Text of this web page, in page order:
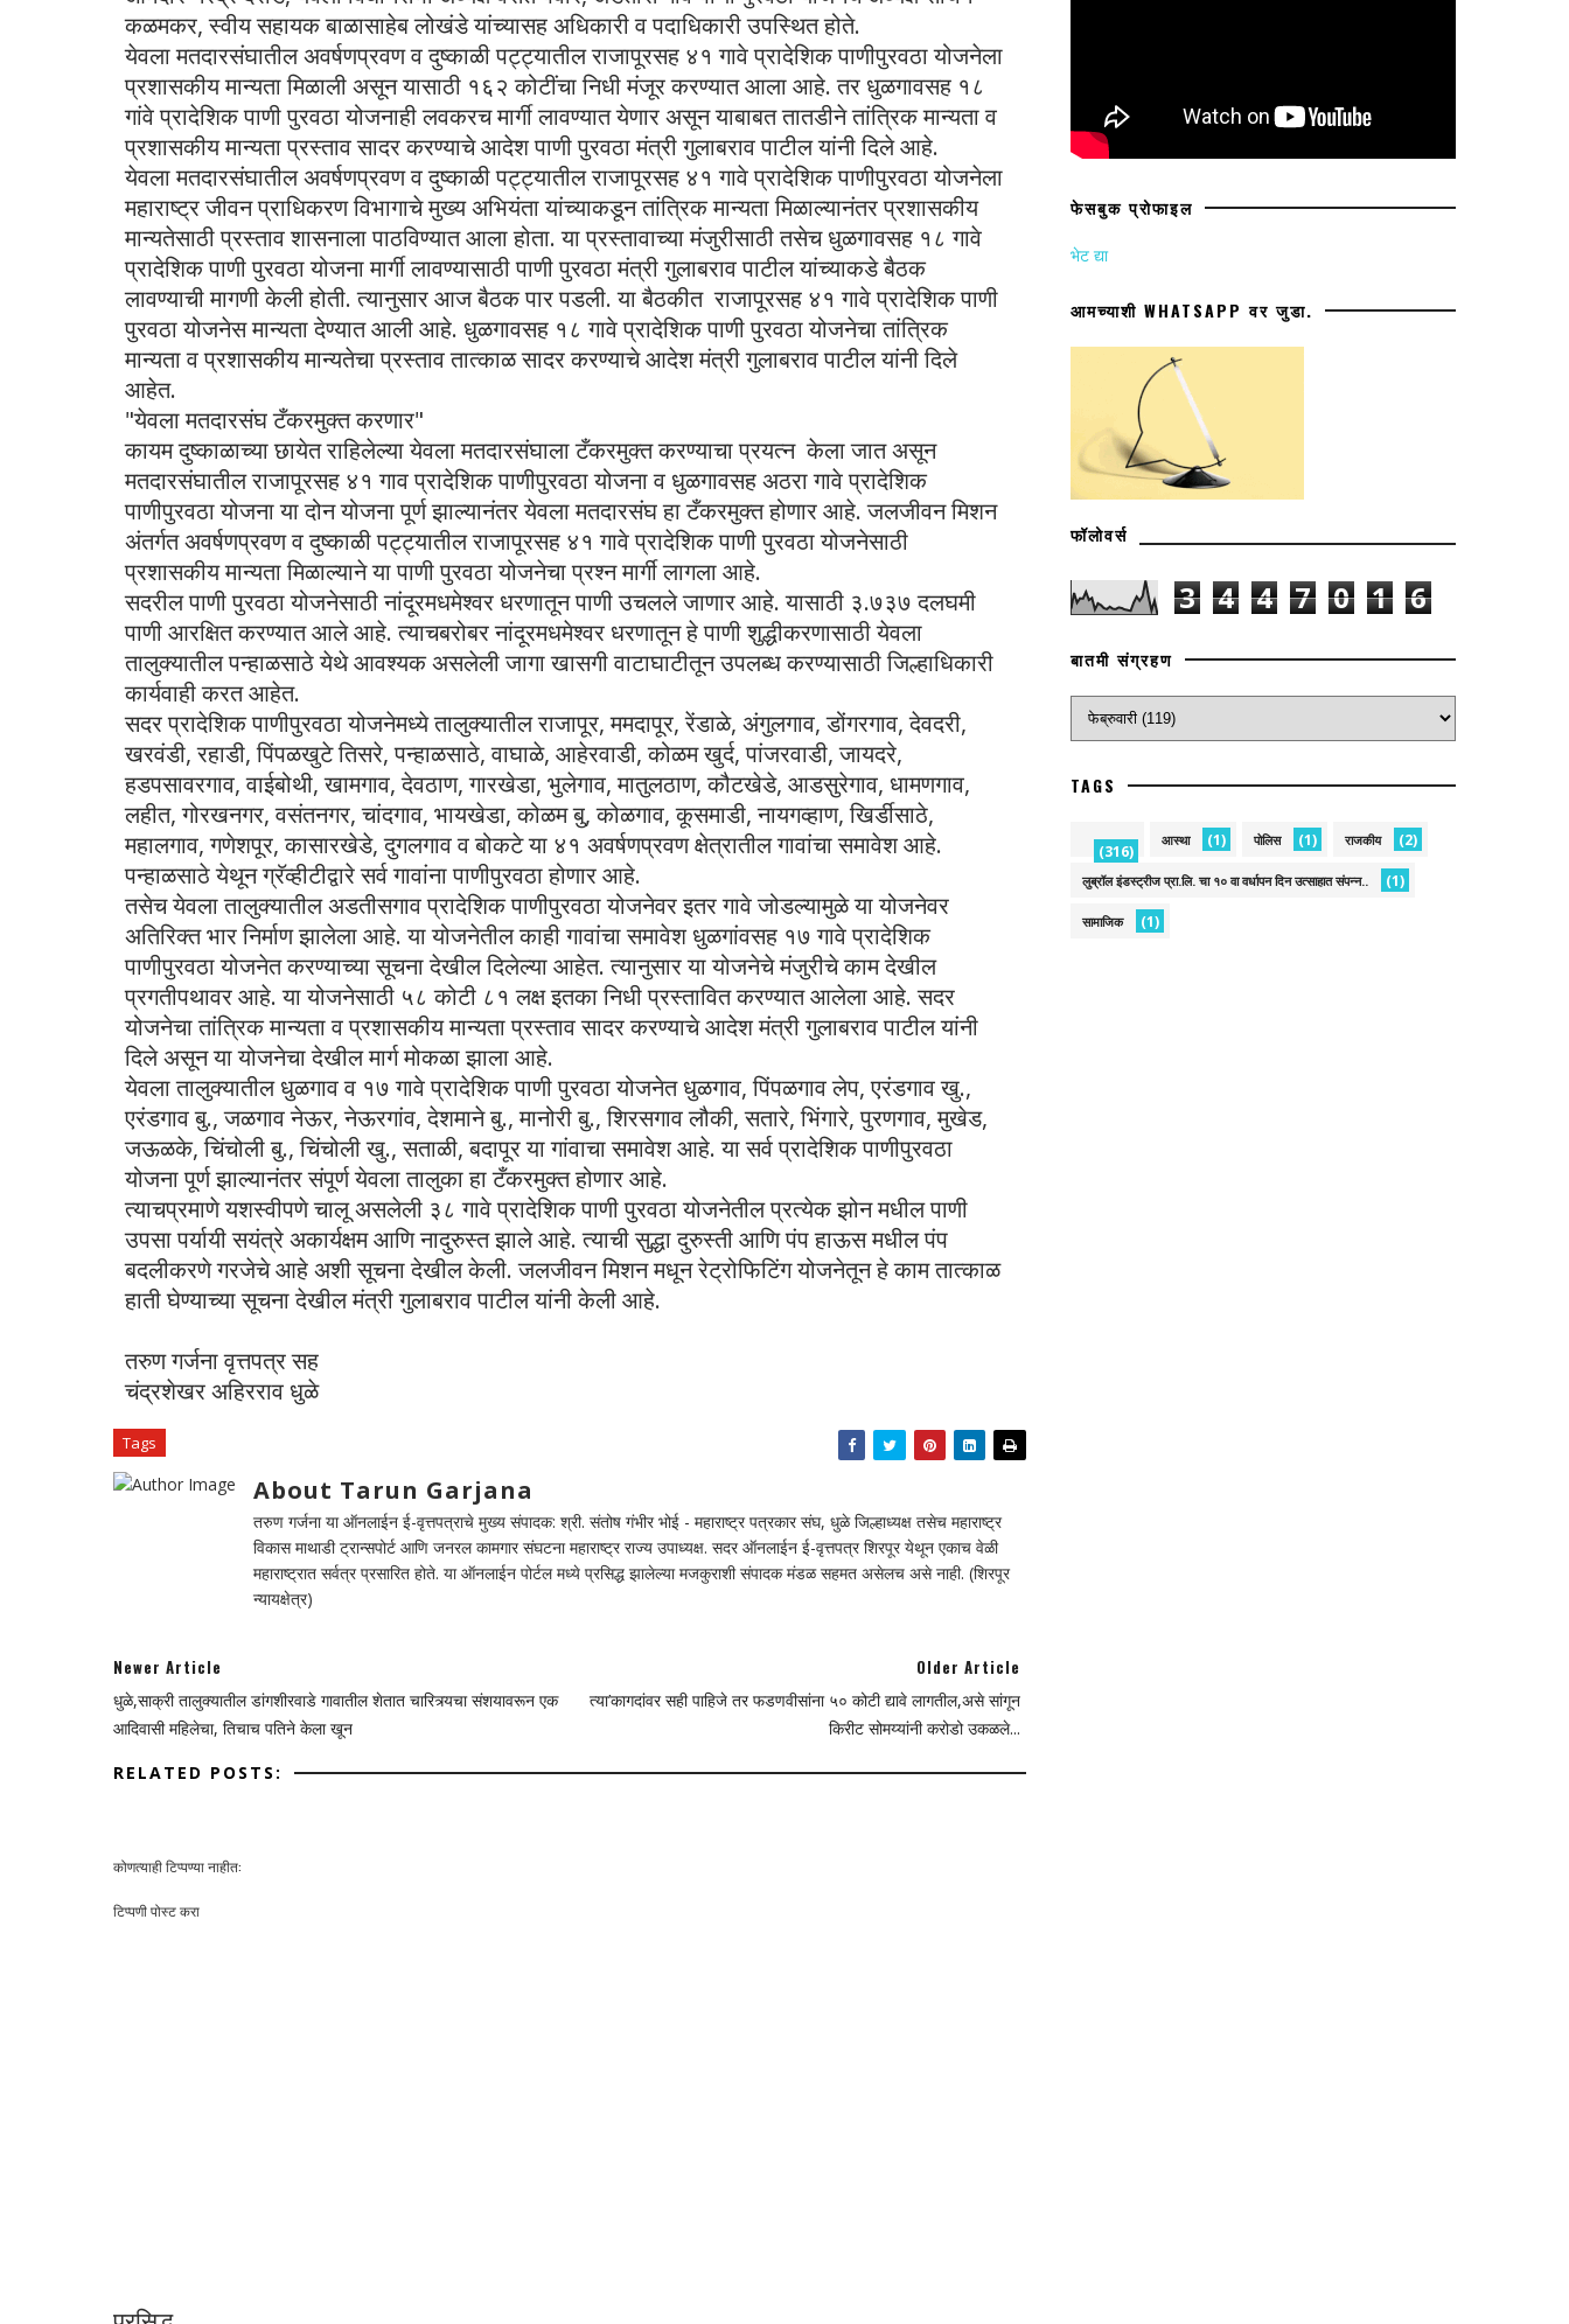
कळमकर, स्वीय सहायक बाळासाहेब लोखंडे यांच्यासह अधिकारी व पदाधिकारी उपस्थित होते.
येवला मतदारसंघातील अवर्षणप्रवण व दुष्काळी पट्ट्यातील राजापूरसह ४१ गावे प्रादेशिक पाणीपुरवठा योजनेला
प्रशासकीय मान्यता मिळाली असून यासाठी १६२ कोटींचा निधी मंजूर करण्यात आला आहे. तर धुळगावसह १८
गांवे प्रादेशिक पाणी पुरवठा योजनाही लवकरच मार्गी लावण्यात येणार असून याबाबत तातडीने तांत्रिक मान्यता व
प्रशासकीय मान्यता प्रस्ताव सादर करण्याचे आदेश पाणी पुरवठा मंत्री गुलाबराव पाटील यांनी दिले आहे.
येवला मतदारसंघातील अवर्षणप्रवण व दुष्काळी पट्ट्यातील राजापूरसह ४१ गावे प्रादेशिक पाणीपुरवठा योजनेला
महाराष्ट्र जीवन प्राधिकरण विभागाचे मुख्य अभियंता यांच्याकडून तांत्रिक मान्यता मिळाल्यानंतर प्रशासकीय
मान्यतेसाठी प्रस्ताव शासनाला पाठविण्यात आला होता. या प्रस्तावाच्या मंजुरीसाठी तसेच धुळगावसह १८ गावे
प्रादेशिक पाणी पुरवठा योजना मार्गी लावण्यासाठी पाणी पुरवठा मंत्री गुलाबराव पाटील यांच्याकडे बैठक
लावण्याची मागणी केली होती. त्यानुसार आज बैठक पार पडली. या बैठकीत राजापूरसह ४१ गावे प्रादेशिक पाणी
पुरवठा योजनेस मान्यता देण्यात आली आहे. धुळगावसह १८ गावे प्रादेशिक पाणी पुरवठा योजनेचा तांत्रिक
मान्यता व प्रशासकीय मान्यतेचा प्रस्ताव तात्काळ सादर करण्याचे आदेश मंत्री गुलाबराव पाटील यांनी दिले
आहेत.
"येवला मतदारसंघ टँकरमुक्त करणार"
कायम दुष्काळाच्या छायेत राहिलेल्या येवला मतदारसंघाला टँकरमुक्त करण्याचा प्रयत्न केला जात असून
मतदारसंघातील राजापूरसह ४१ गाव प्रादेशिक पाणीपुरवठा योजना व धुळगावसह अठरा गावे प्रादेशिक
पाणीपुरवठा योजना या दोन योजना पूर्ण झाल्यानंतर येवला मतदारसंघ हा टँकरमुक्त होणार आहे. जलजीवन मिशन
अंतर्गत अवर्षणप्रवण व दुष्काळी पट्ट्यातील राजापूरसह ४१ गावे प्रादेशिक पाणी पुरवठा योजनेसाठी
प्रशासकीय मान्यता मिळाल्याने या पाणी पुरवठा योजनेचा प्रश्न मार्गी लागला आहे.
सदरील पाणी पुरवठा योजनेसाठी नांदूरमधमेश्वर धरणातून पाणी उचलले जाणार आहे. यासाठी ३.७३७ दलघमी
पाणी आरक्षित करण्यात आले आहे. त्याचबरोबर नांदूरमधमेश्वर धरणातून हे पाणी शुद्धीकरणासाठी येवला
तालुक्यातील पन्हाळसाठे येथे आवश्यक असलेली जागा खासगी वाटाघाटीतून उपलब्ध करण्यासाठी जिल्हाधिकारी
कार्यवाही करत आहेत.
सदर प्रादेशिक पाणीपुरवठा योजनेमध्ये तालुक्यातील राजापूर, ममदापूर, रेंडाळे, अंगुलगाव, डोंगरगाव, देवदरी,
खरवंडी, रहाडी, पिंपळखुटे तिसरे, पन्हाळसाठे, वाघाळे, आहेरवाडी, कोळम खुर्द, पांजरवाडी, जायदरे,
हडपसावरगाव, वाईबोथी, खामगाव, देवठाण, गारखेडा, भुलेगाव, मातुलठाण, कौटखेडे, आडसुरेगाव, धामणगाव,
लहीत, गोरखनगर, वसंतनगर, चांदगाव, भायखेडा, कोळम बु, कोळगाव, कूसमाडी, नायगव्हाण, खिर्डीसाठे,
महालगाव, गणेशपूर, कासारखेडे, दुगलगाव व बोकटे या ४१ अवर्षणप्रवण क्षेत्रातील गावांचा समावेश आहे.
पन्हाळसाठे येथून ग्रॅव्हीटीद्वारे सर्व गावांना पाणीपुरवठा होणार आहे.
तसेच येवला तालुक्यातील अडतीसगाव प्रादेशिक पाणीपुरवठा योजनेवर इतर गावे जोडल्यामुळे या योजनेवर
अतिरिक्त भार निर्माण झालेला आहे. या योजनेतील काही गावांचा समावेश धुळगांवसह १७ गावे प्रादेशिक
पाणीपुरवठा योजनेत करण्याच्या सूचना देखील दिलेल्या आहेत. त्यानुसार या योजनेचे मंजुरीचे काम देखील
प्रगतीपथावर आहे. या योजनेसाठी ५८ कोटी ८१ लक्ष इतका निधी प्रस्तावित करण्यात आलेला आहे. सदर
योजनेचा तांत्रिक मान्यता व प्रशासकीय मान्यता प्रस्ताव सादर करण्याचे आदेश मंत्री गुलाबराव पाटील यांनी
दिले असून या योजनेचा देखील मार्ग मोकळा झाला आहे.
येवला तालुक्यातील धुळगाव व १७ गावे प्रादेशिक पाणी पुरवठा योजनेत धुळगाव, पिंपळगाव लेप, एरंडगाव खु.,
एरंडगाव बु., जळगाव नेऊर, नेऊरगांव, देशमाने बु., मानोरी बु., शिरसगाव लौकी, सतारे, भिंगारे, पुरणगाव, मुखेड,
जऊळके, चिंचोली बु., चिंचोली खु., सताळी, बदापूर या गांवाचा समावेश आहे. या सर्व प्रादेशिक पाणीपुरवठा
योजना पूर्ण झाल्यानंतर संपूर्ण येवला तालुका हा टँकरमुक्त होणार आहे.
त्याचप्रमाणे यशस्वीपणे चालू असलेली ३८ गावे प्रादेशिक पाणी पुरवठा योजनेतील प्रत्येक झोन मधील पाणी
उपसा पर्यायी सयंत्रे अकार्यक्षम आणि नादुरुस्त झाले आहे. त्याची सुद्धा दुरुस्ती आणि पंप हाऊस मधील पंप
बदलीकरणे गरजेचे आहे अशी सूचना देखील केली. जलजीवन मिशन मधून रेट्रोफिटिंग योजनेतून हे काम तात्काळ
हाती घेण्याच्या सूचना देखील मंत्री गुलाबराव पाटील यांनी केली आहे.
तरुण गर्जना वृत्तपत्र सह
चंद्रशेखर अहिरराव धुळे
Tags
About Tarun Garjana
तरुण गर्जना या ऑनलाईन ई-वृत्तपत्राचे मुख्य संपादक: श्री. संतोष गंभीर भोई - महाराष्ट्र पत्रकार संघ, धुळे जिल्हाध्यक्ष तसेच महाराष्ट्र
विकास माथाडी ट्रान्सपोर्ट आणि जनरल कामगार संघटना महाराष्ट्र राज्य उपाध्यक्ष. सदर ऑनलाईन ई-वृत्तपत्र शिरपूर येथून एकाच वेळी
महाराष्ट्रात सर्वत्र प्रसारित होते. या ऑनलाईन पोर्टल मध्ये प्रसिद्ध झालेल्या मजकुराशी संपादक मंडळ सहमत असेलच असे नाही. (शिरपूर
न्यायक्षेत्र)
Newer Article
धुळे,साक्री तालुक्यातील डांगशीरवाडे गावातील शेतात चारित्र्यचा संशयावरून एक
आदिवासी महिलेचा, तिचाच पतिने केला खून
Older Article
त्या’कागदांवर सही पाहिजे तर फडणवीसांना ५० कोटी द्यावे लागतील,असे सांगून
किरीट सोमय्यांनी करोडो उकळले...
RELATED POSTS:
कोणत्याही टिप्पण्‍या नाहीत:
टिप्पणी पोस्ट करा
फेसबुक प्रोफाइल
भेट द्या
आमच्याशी WHATSAPP वर जुडा.
फॉलोवर्स
3 4 4 7 0 1 6
बातमी संग्रहण
TAGS
(316)
आस्था (1) पोलिस (1) राजकीय (2)
लुब्रॉल इंडस्ट्रीज प्रा.लि. चा १० वा वर्धापन दिन उत्साहात संपन्न.. (1)
सामाजिक (1)